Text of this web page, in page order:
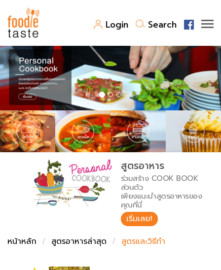
Login Search
สูตรอาหาร
สูตรอาหารล่าสุด
Top Foodie
พาไปชิม
สารพันก้นครัว
เคล็ดลับน่ารู้
เปรียบเทียบหน่วยการตวง
เปรียบเทียบอุณหภูมิ
เปรียบเทียบน้ำหนักวัตถุดิบ
FoodPedia
สร้าง Cookbook
สูตรอาหาร
ร่วมสร้าง COOK BOOK
ส่วนตัว
เพียงแนะนำสูตรอาหารของ
คุณที่นี่
เริ่มเลย!
หน้าหลัก
สูตรอาหารล่าสุด สูตรและวิธีทำ